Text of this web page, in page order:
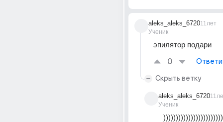
aleks_aleks_6720
Ученик
11лет
эпилятор подари
0
Скрыть ветку
aleks_aleks_6720
Ученик